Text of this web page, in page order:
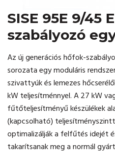
SISE 95E 9/45
szabályozó
Az új generációs hőfok-
sorozata egy moduláris
szivattyúk és lemezes
kW teljesítménnyel. A 27 kW
fűtőteljesítményű készülékek
(kapcsolható)
optimalizálják a felfűtés idejét
takarítsanak meg a normál